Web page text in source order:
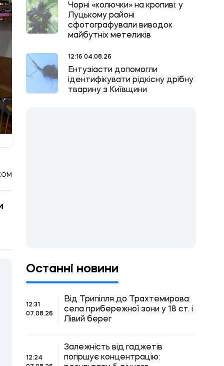
Чорні «колючки» на кропиві: у
Луцькому районі
сфотографували виводок
майбутніх метеликів
12:16 04.08.26
Ентузіасти допомогли
ідентифікувати рідкісну дрібну
тварину з Київщини
Останні новини
12:31
07.08.26
Від Трипілля до Трахтемирова:
села прибережної зони у 18 ст. і
Лівий берег
12:24
Залежність від гаджетів
погіршує концентрацію: